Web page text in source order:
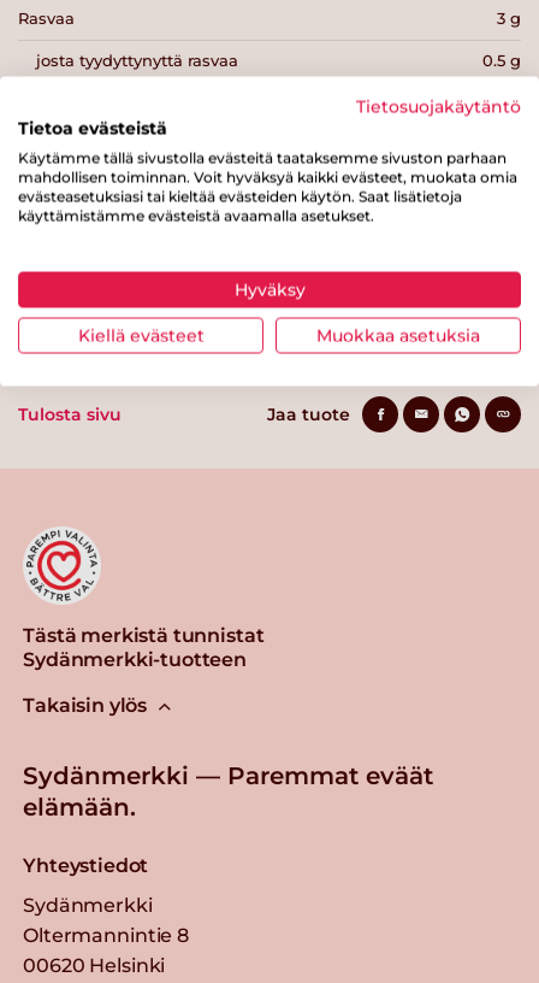
Rasvaa 3 g
josta tyydyttynyttä rasvaa 0.5 g
70 g
Kuitua 9 g
Proteiinia
Suolaa 0 g
Tulosta sivu Jaa tuote
Tästä merkistä tunnistat
Sydänmerkki-tuotteen
Takaisin ylös
Sydänmerkki — Paremmat eväät
elämään.
Yhteystiedot
Sydänmerkki
Oltermannintie 8
00620 Helsinki
Tietosuojakäytäntö
Tietoa evästeistä
Käytämme tällä sivustolla evästeitä taataksemme sivuston parhaan
mahdollisen toiminnan. Voit hyväksyä kaikki evästeet, muokata omia
evästeasetuksiasi tai kieltää evästeiden käytön. Saat lisätietoja
käyttämistämme evästeistä avaamalla asetukset.
Hyväksy
Kiellä evästeet Muokkaa asetuksia